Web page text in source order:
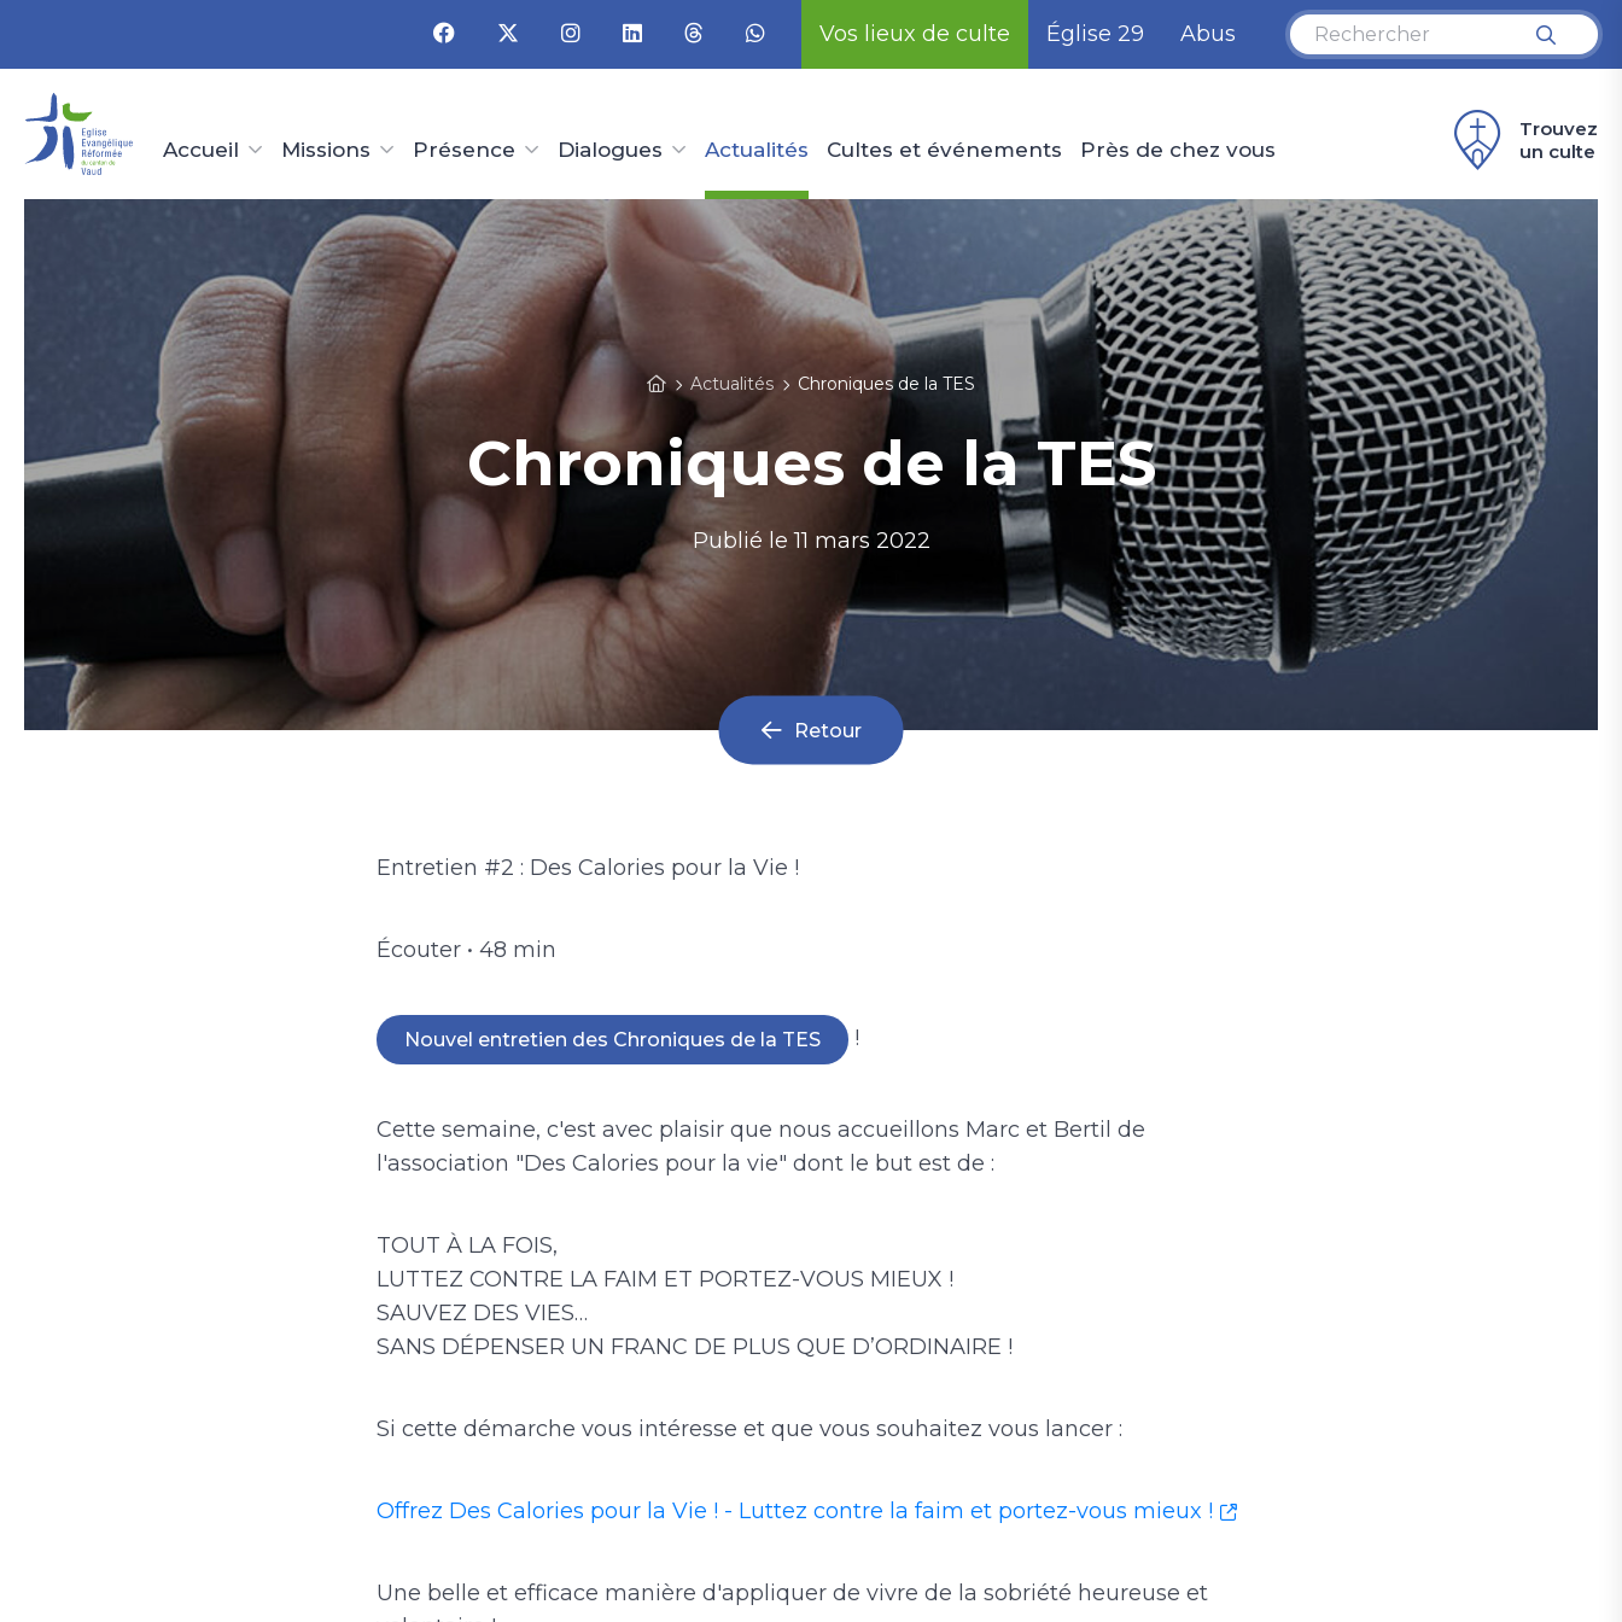
Vos lieux de culte Église 29 Abus
Accueil Missions Présence Dialogues Actualités Cultes et événements Près de chez vous
Trouvez
un culte
Actualités Chroniques de la TES
Chroniques de la TES
Publié le11 mars 2022
Retour
Entretien #2 : Des Calories pour la Vie !
Écouter • 48 min
Nouvel entretien des Chroniques de la TES !
Cette semaine, c'est avec plaisir que nous accueillons Marc et Bertil de
l'association "Des Calories pour la vie" dont le but est de :
TOUT À LA FOIS,
LUTTEZ CONTRE LA FAIM ET PORTEZ-VOUS MIEUX !
SAUVEZ DES VIES…
SANS DÉPENSER UN FRANC DE PLUS QUE D’ORDINAIRE !
Si cette démarche vous intéresse et que vous souhaitez vous lancer :
Offrez Des Calories pour la Vie ! - Luttez contre la faim et portez-vous mieux !
Une belle et efficace manière d'appliquer de vivre de la sobriété heureuse et